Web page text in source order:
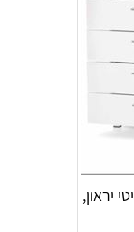
יראון,